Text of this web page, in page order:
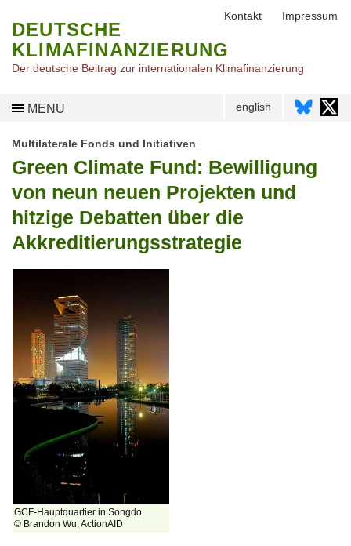
DEUTSCHE
KLIMAFINANZIERUNG
Der deutsche Beitrag zur internationalen Klimafinanzierung
MENU english
Multilaterale Fonds und Initiativen
Green Climate Fund: Bewilligung
von neun neuen Projekten und
hitzige Debatten über die
Akkreditierungsstrategie
GCF-Hauptquartier in Songdo
© Brandon Wu, ActionAID
Kontakt Impressum